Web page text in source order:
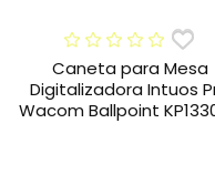
Caneta para Mesa
Digitalizadora Intuos
Wacom Ballpoint